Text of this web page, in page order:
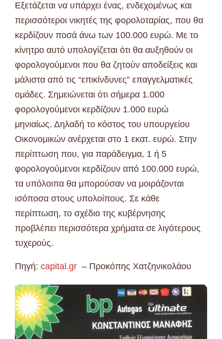
Εξετάζεται να υπάρχει ένας, ενδεχομένως και
περισσότεροι νικητές της φορολοταρίας, που θα
κερδίζουν ποσά άνω των 100.000 ευρώ. Με το
κίνητρο αυτό υπολογίζεται ότι θα αυξηθούν οι
φορολογούμενοι που θα ζητούν αποδείξεις και
μάλιστα από τις “επικίνδυνες” επαγγελματικές
ομάδες. Σημειώνεται ότι σήμερα 1.000
φορολογούμενοι κερδίζουν 1.000 ευρώ
μηνιαίως. Δηλαδή το κόστος του υπουργείου
Οικονομικών ανέρχεται στο 1 εκατ. ευρώ. Στην
περίπτωση που, για παράδειγμα, 1 ή 5
φορολογούμενοι κερδίζουν από 100.000 ευρώ,
τα υπόλοιπα θα μπορούσαν να μοιράζονται
ισόποσα στους υπολοίπους. Σε κάθε
περίπτωση, το σχέδιο της κυβέρνησης
προβλέπει περισσότερα χρήματα σε λιγότερους
τυχερούς.
Πηγή: capital.gr – Προκόπης Χατζηνικολάου